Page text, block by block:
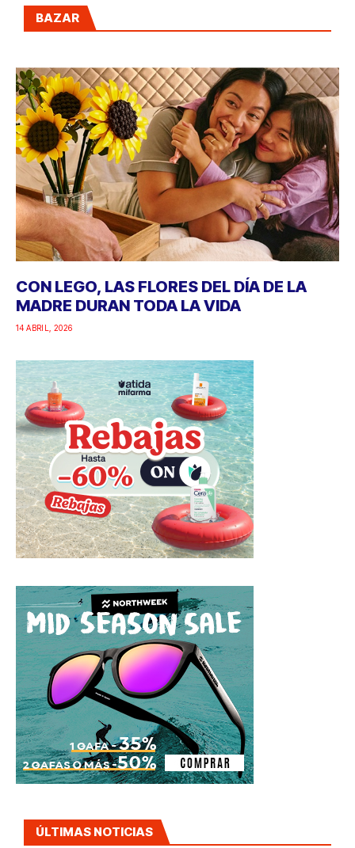
BAZAR
CON LEGO, LAS FLORES DEL DÍA DE LA
MADRE DURAN TODA LA VIDA
14 ABRIL, 2026
ÚLTIMAS NOTICIAS